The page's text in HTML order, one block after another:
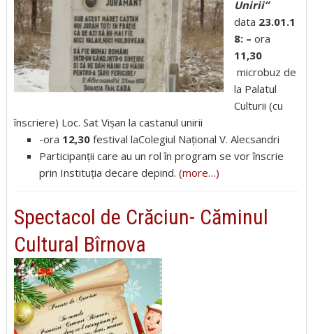
Unirii”
data 23.01.1
8: – ora
11,30
microbuz de
la Palatul
Culturii (cu
înscriere) Loc. Sat Vișan la castanul unirii
-ora 12,30festival laColegiul Național V. Alecsandri
Participanții care au un rol în program se vor înscrie
prin Instituția decare depind. (more…)
Spectacol de Crăciun- Căminul
Cultural Bîrnova